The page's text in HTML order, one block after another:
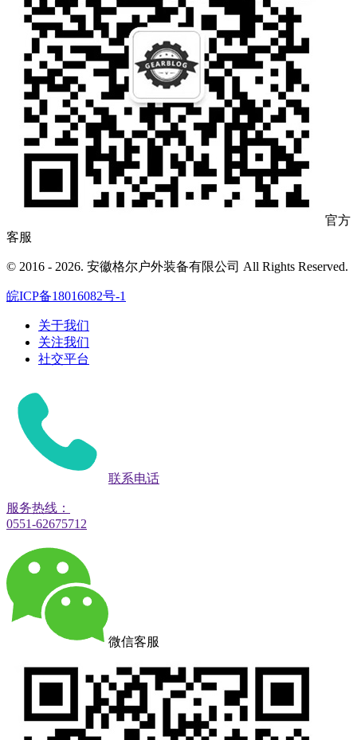
官方
客服
© 2016 - 2026. 安徽格尔户外装备有限公司 All Rights Reserved.
皖ICP备18016082号-1
关于我们
关注我们
社交平台
联系电话
服务热线：
0551-62675712
微信客服